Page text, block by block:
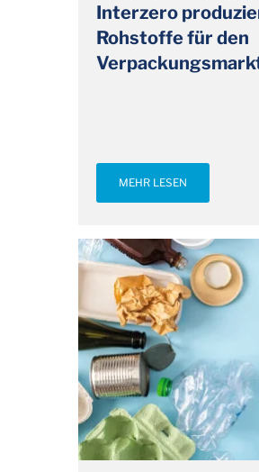
Interzero
Rohstoffe für den
MEHR LESEN